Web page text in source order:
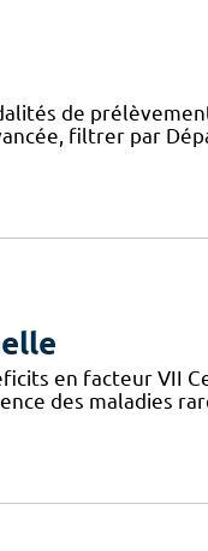
de
filtrer par
en facteur VII
des maladies